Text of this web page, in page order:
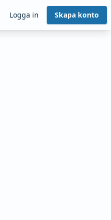
Logga in Skapa konto